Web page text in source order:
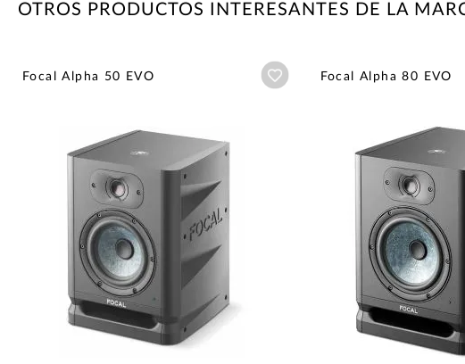
OTROS PRODUCTOS INTERESANTES DE LA
Focal Alpha 50 EVO Añadir a wishlist
Focal Alpha 80 EVO